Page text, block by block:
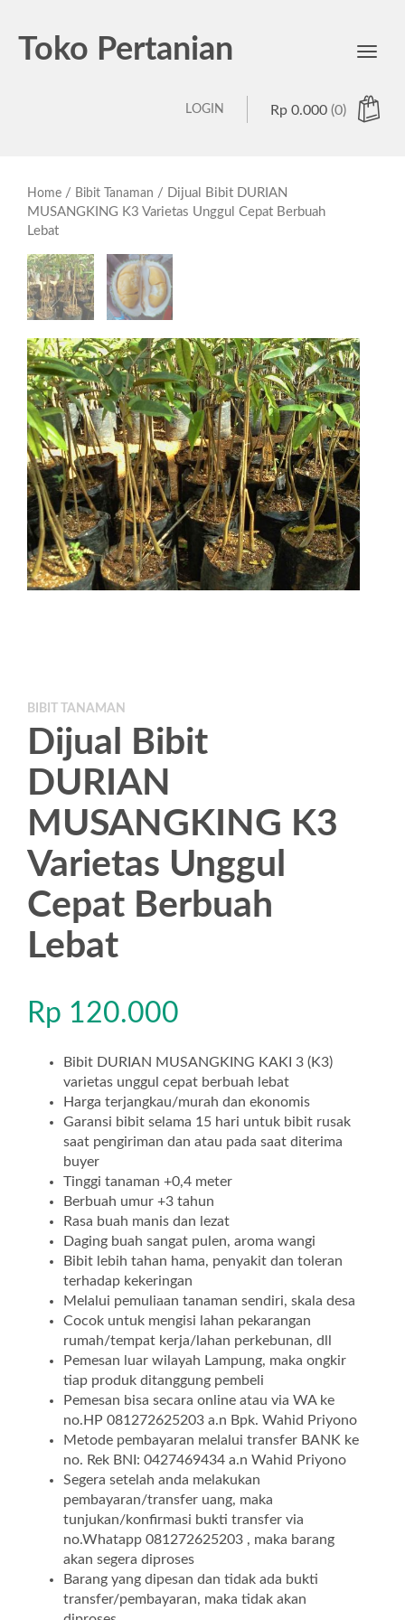
Toko Pertanian
Toggle
Rp 0.000 (0)
LOGIN
Home / Bibit Tanaman / Dijual Bibit DURIAN
MUSANGKING K3 Varietas Unggul Cepat Berbuah
Lebat
BIBIT TANAMAN
Dijual Bibit
DURIAN
MUSANGKING K3
Varietas Unggul
Cepat Berbuah
Lebat
Rp 120.000
Bibit DURIAN MUSANGKING KAKI 3 (K3)
varietas unggul cepat berbuah lebat
Harga terjangkau/murah dan ekonomis
Garansi bibit selama 15 hari untuk bibit rusak
saat pengiriman dan atau pada saat diterima
buyer
Tinggi tanaman +0,4 meter
Berbuah umur +3 tahun
Rasa buah manis dan lezat
Daging buah sangat pulen, aroma wangi
Bibit lebih tahan hama, penyakit dan toleran
terhadap kekeringan
Melalui pemuliaan tanaman sendiri, skala desa
Cocok untuk mengisi lahan pekarangan
rumah/tempat kerja/lahan perkebunan, dll
Pemesan luar wilayah Lampung, maka ongkir
tiap produk ditanggung pembeli
Pemesan bisa secara online atau via WA ke
no.HP 081272625203 a.n Bpk. Wahid Priyono
Metode pembayaran melalui transfer BANK ke
no. Rek BNI: 0427469434 a.n Wahid Priyono
Segera setelah anda melakukan
pembayaran/transfer uang, maka
tunjukan/konfirmasi bukti transfer via
no.Whatapp 081272625203 , maka barang
akan segera diproses
Barang yang dipesan dan tidak ada bukti
transfer/pembayaran, maka tidak akan